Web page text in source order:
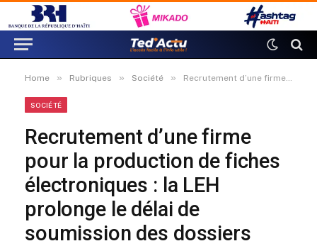
Home » Rubriques » Société » Recrutement d’une firme pour la production de fiches électroniques : la LEH prolonge le délai de soumission des dossiers
SOCIÉTÉ
Recrutement d’une firme
pour la production de fiches
électroniques : la LEH
prolonge le délai de
soumission des dossiers